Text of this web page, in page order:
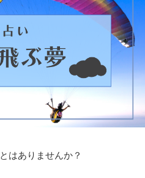
はありませんか？